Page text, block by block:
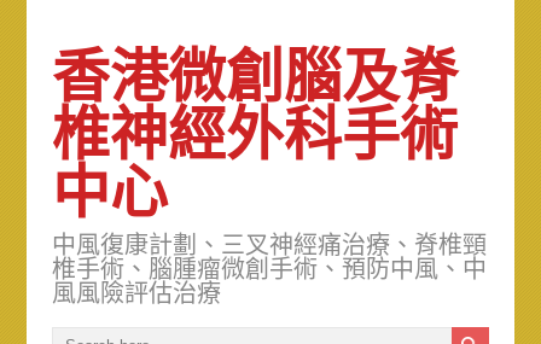
香港微創腦及脊
椎神經外科手術
中心
中風復康計劃、三叉神經痛治療、脊椎頸
椎手術、腦腫瘤微創手術、預防中風、中
風風險評估治療